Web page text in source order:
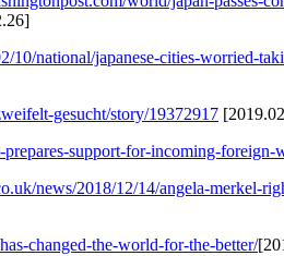
10/national/japanese-cities-worried-
gesucht/story/19372917
support-for-incoming-foreign-
news/2018/12/14/angela-merkel-
changed-the-world-for-the-better/